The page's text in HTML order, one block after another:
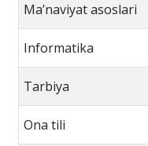
Ma’naviyat asoslari
Informatika
Tarbiya
Ona tili